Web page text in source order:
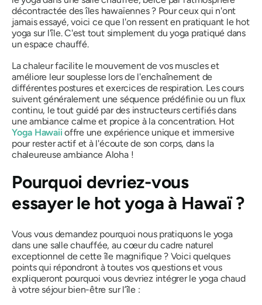
décontractée des îles hawaïennes ? Pour ceux qui n'ont
jamais essayé, voici ce que l'on ressent en pratiquant le hot
yoga sur l'île. C'est tout simplement du yoga pratiqué dans
un espace chauffé.
La chaleur facilite le mouvement de vos muscles et
améliore leur souplesse lors de l'enchaînement de
différentes postures et exercices de respiration. Les cours
suivent généralement une séquence prédéfinie ou un flux
continu, le tout guidé par des instructeurs certifiés dans
une ambiance calme et propice à la concentration. Hot
Yoga Hawaii offre une expérience unique et immersive
pour rester actif et à l'écoute de son corps, dans la
chaleureuse ambiance Aloha !
Pourquoi devriez-vous
essayer le hot yoga à Hawaï ?
Vous vous demandez pourquoi nous pratiquons le yoga
dans une salle chauffée, au cœur du cadre naturel
exceptionnel de cette île magnifique ? Voici quelques
points qui répondront à toutes vos questions et vous
expliqueront pourquoi vous devriez intégrer le yoga chaud
à votre séjour bien-être sur l’île :